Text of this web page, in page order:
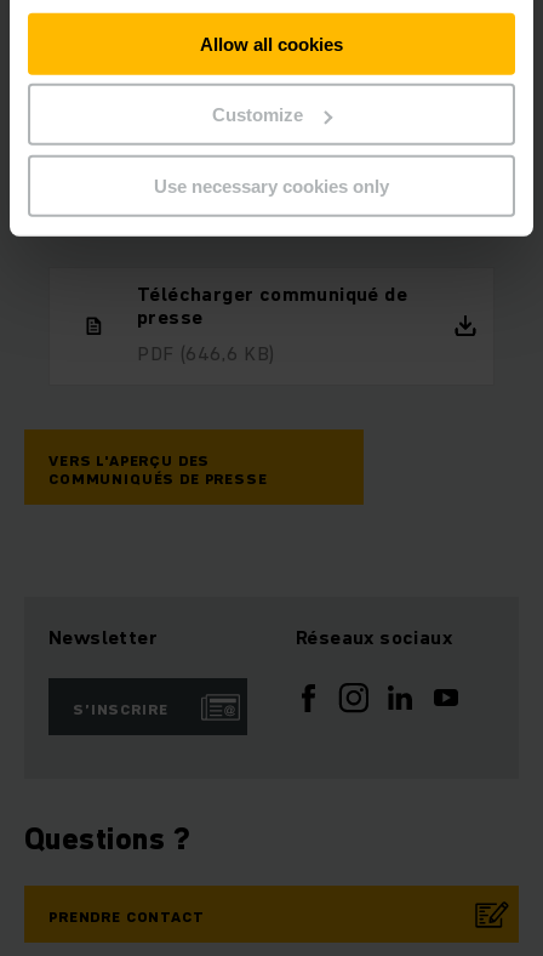
Allow all cookies
Customize
Use necessary cookies only
individuelle et plus attrayante", explique Christiane Pilz."Il
s’agit par exemple de télédiagnostics qui permet de réduire
à un service plus efficace ou de solutions énergétiques
intelligentes servant de base pour une gestion de l’énergie
optimisée en termes de coûts et de consommation".
Télécharger communiqué de
presse
PDF (646,6 KB)
VERS L'APERÇU DES
COMMUNIQUÉS DE PRESSE
Newsletter
S’INSCRIRE
Réseaux sociaux
Questions ?
PRENDRE CONTACT